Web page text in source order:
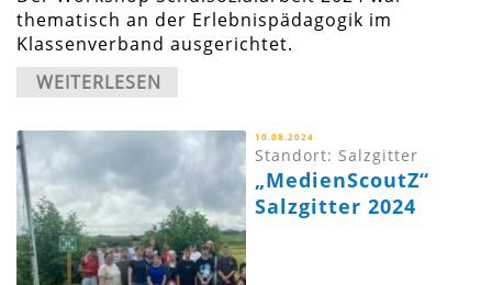
thematisch an der Erlebnispädagogik im
Klassenverband ausgerichtet.
WEITERLESEN
10.08.2024
Standort: Salzgitter
„MedienScoutZ“
Salzgitter 2024